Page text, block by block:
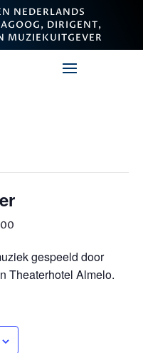
NEDERLANDS
DIRIGENT,
MUZIEKUITGEVER
gespeeld door
Theaterhotel Almelo.